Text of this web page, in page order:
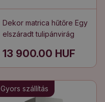
Dekor matrica hűtőre Egy
elszáradt tulipánvirág
13 900.00 HUF
Gyors szállítás